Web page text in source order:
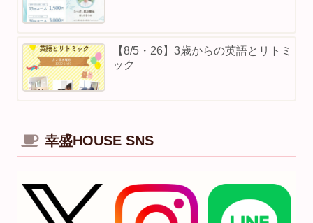
【8/5・26】3歳からの英語とリトミ
ック
幸盛HOUSE SNS